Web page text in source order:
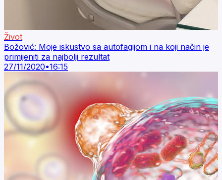
Život
Božović: Moje iskustvo sa autofagijom i na koji način je
primijeniti za najbolji rezultat
27/11/2020•16:15